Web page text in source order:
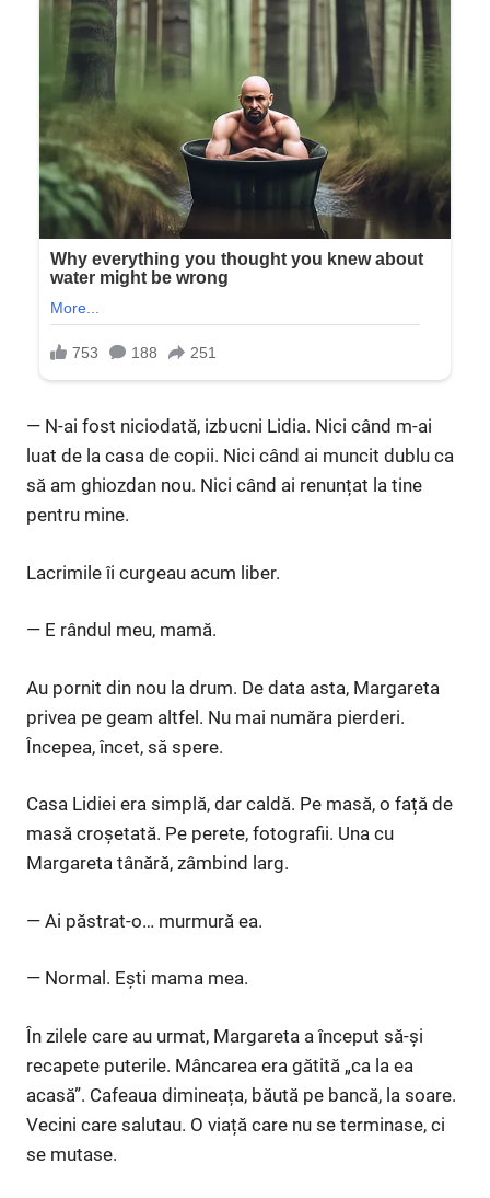
— N-ai fost niciodată, izbucni Lidia. Nici când m-ai
luat de la casa de copii. Nici când ai muncit dublu ca
să am ghiozdan nou. Nici când ai renunțat la tine
pentru mine.
Lacrimile îi curgeau acum liber.
— E rândul meu, mamă.
Au pornit din nou la drum. De data asta, Margareta
privea pe geam altfel. Nu mai număra pierderi.
Începea, încet, să spere.
Casa Lidiei era simplă, dar caldă. Pe masă, o față de
masă croșetată. Pe perete, fotografii. Una cu
Margareta tânără, zâmbind larg.
— Ai păstrat-o… murmură ea.
— Normal. Ești mama mea.
În zilele care au urmat, Margareta a început să-și
recapete puterile. Mâncarea era gătită „ca la ea
acasă”. Cafeaua dimineața, băută pe bancă, la soare.
Vecini care salutau. O viață care nu se terminase, ci
se mutase.